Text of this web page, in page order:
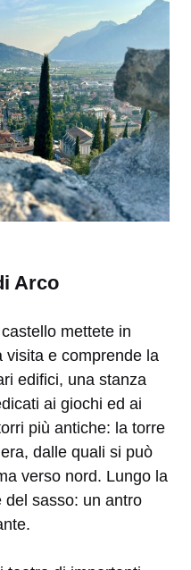
Arco
mettete in
visita e comprende la
edifici, una stanza
ai giochi ed ai
più antiche: la torre
dalle quali si può
verso nord. Lungo la
del sasso: un antro